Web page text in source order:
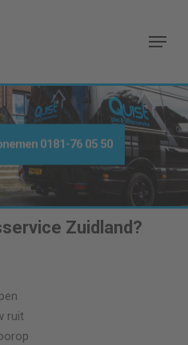
Menu
0181-76 05 50
Zuidland ?
ruit